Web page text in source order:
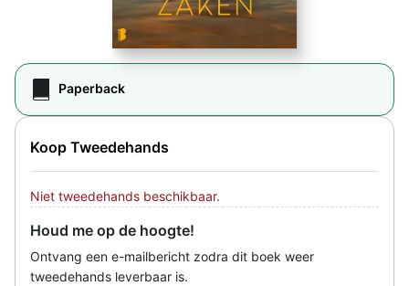
Paperback
Koop Tweedehands
Niet tweedehands beschikbaar.
Houd me op de hoogte!
Ontvang een e-mailbericht zodra dit boek weer
tweedehands leverbaar is.